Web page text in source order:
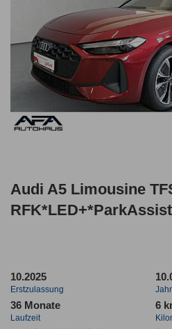
Audi A5 Limousine
10.2025
Erstzulassung
36 Monate
Laufzeit
6